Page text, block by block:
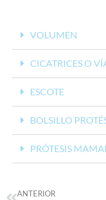
VOLUMEN
CICATRICES O
ESCOTE
BOLSILLO
PRÓTESIS
ANTERIOR